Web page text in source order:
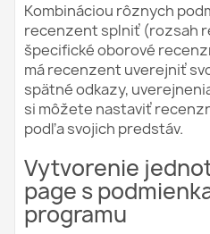
Kombináciou rôznych
recenzent splniť (rozsah
špecifické oborové
má recenzent uverejniť
spätné odkazy,
si môžete nastaviť
podľa svojich predstáv.
Vytvorenie
page s
programu